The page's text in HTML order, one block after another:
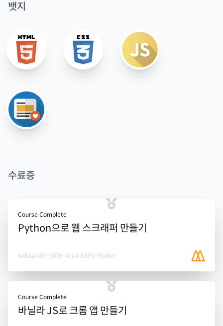
뱃지
수료증
Course Complete
Python으로 웹 스크래퍼 만들기
64b1a145-5800-4c14-8391-f9a8ef
Course Complete
바닐라 JS로 크롬 앱 만들기